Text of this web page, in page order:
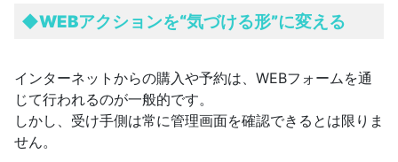
◆WEBアクションを“気づける形”に変える
インターネットからの購入や予約は、WEBフォームを通
じて行われるのが一般的です。
しかし、受け手側は常に管理画面を確認できるとは限りま
せん。